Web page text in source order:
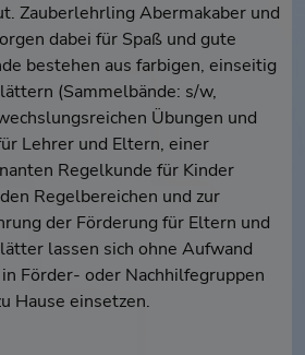
Zauberlehrling Abermakaber und
dabei für Spaß und gute
bestehen aus farbigen, einseitig
(Sammelbände: s/w,
Übungen und
Lehrer und Eltern, einer
Regelkunde für Kinder
Regelbereichen und zur
der Förderung für Eltern und
lassen sich ohne Aufwand
Förder- oder Nachhilfegruppen
Hause einsetzen.